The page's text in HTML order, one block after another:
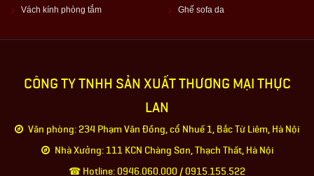
Vách kính phòng tắm
Ghế sofa da
CÔNG TY TNHH SẢN XUẤT THƯƠNG MẠI THỰC
LAN
Văn phòng: 234 Phạm Văn Đồng, cổ Nhuế 1, Bắc Từ Liêm, Hà Nội
Nhà Xưởng: 111 KCN Chàng Sơn, Thạch Thất, Hà Nội
☎ Hotline: 0946.060.000 / 0915.155.522